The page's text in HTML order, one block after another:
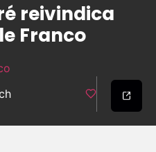
reivindica
Franco